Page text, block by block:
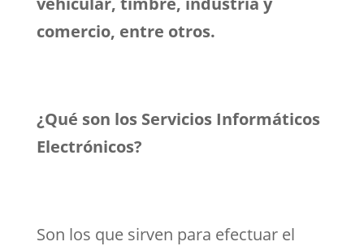
comercio, entre otros.
¿Qué son los Servicios Informáticos
Electrónicos?
Son los que sirven para efectuar el